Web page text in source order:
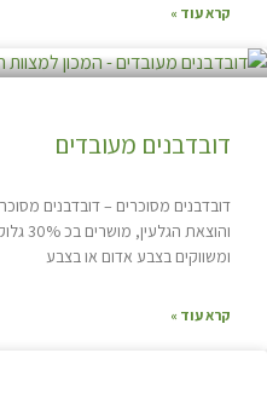
קרא עוד »
דובדבנים מעובדים
דובדבנים מסוכרים – דובדבנים
ומשווקים בצבע אדום או בצבע
קרא עוד »